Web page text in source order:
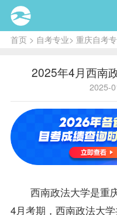
首页> 自考专业> 重庆自考
2025年4月西南
2025-
西南政法大学是重
4月考期，西南政法大